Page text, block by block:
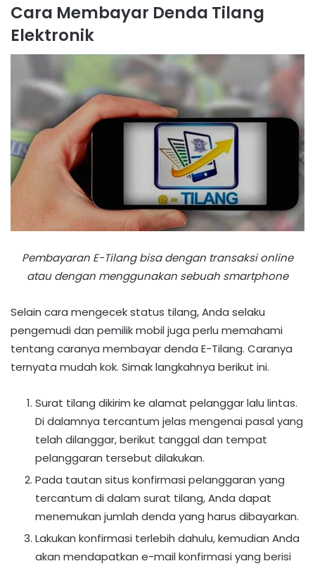
Cara Membayar Denda Tilang
Elektronik
Pembayaran E-Tilang bisa dengan transaksi online
atau dengan menggunakan sebuah smartphone
Selain cara mengecek status tilang, Anda selaku
pengemudi dan pemilik mobil juga perlu memahami
tentang caranya membayar denda E-Tilang. Caranya
ternyata mudah kok. Simak langkahnya berikut ini.
Surat tilang dikirim ke alamat pelanggar lalu lintas.
Di dalamnya tercantum jelas mengenai pasal yang
telah dilanggar, berikut tanggal dan tempat
pelanggaran tersebut dilakukan.
Pada tautan situs konfirmasi pelanggaran yang
tercantum di dalam surat tilang, Anda dapat
menemukan jumlah denda yang harus dibayarkan.
Lakukan konfirmasi terlebih dahulu, kemudian Anda
akan mendapatkan e-mail konfirmasi yang berisi